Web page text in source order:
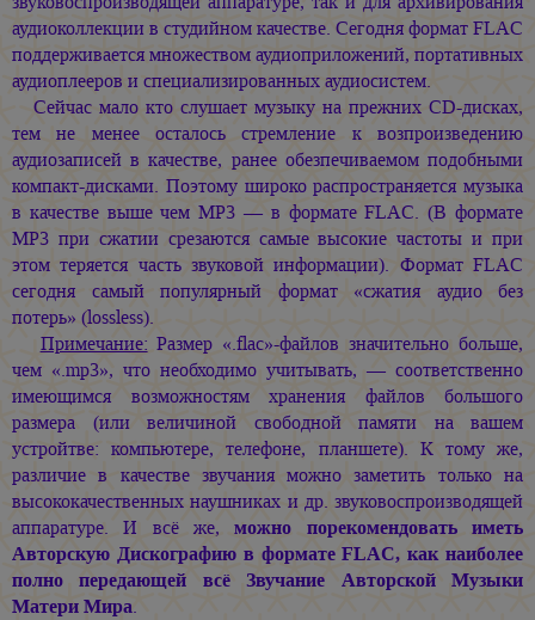
аудиоколлекции в студийном качестве. Сегодня формат FLAC
поддерживается множеством аудиоприложений, портативных
аудиоплееров и специализированных аудиосистем.
Сейчас мало кто слушает музыку на прежних CD-дисках,
тем не менее осталось стремление к возпроизведению
аудиозаписей в качестве, ранее обезпечиваемом подобными
компакт-дисками. Поэтому широко распространяется музыка
в качестве выше чем MP3 — в формате FLAC. (В формате
MP3 при сжатии срезаются самые высокие частоты и при
этом теряется часть звуковой информации). Формат FLAC
сегодня самый популярный формат «сжатия аудио без
потерь» (lossless).
Примечание: Размер «.flac»-файлов значительно больше,
чем «.mp3», что необходимо учитывать, — соответственно
имеющимся возможностям хранения файлов большого
размера (или величиной свободной памяти на вашем
устройтве: компьютере, телефоне, планшете). К тому же,
различие в качестве звучания можно заметить только на
высококачественных наушниках и др. звуковоспроизводящей
аппаратуре. И всё же,можно порекомендовать иметь
Авторскую Дискографию в формате FLAC, как наиболее
полно передающей всё Звучание Авторской Музыки
Матери Мира.